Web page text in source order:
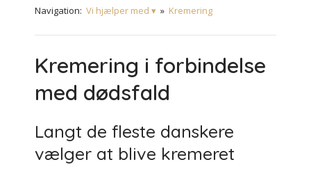
Navigation: Vi hjælper med ▾ » Kremering
Kremering i forbindelse
med dødsfald
Langt de fleste danskere
vælger at blive kremeret